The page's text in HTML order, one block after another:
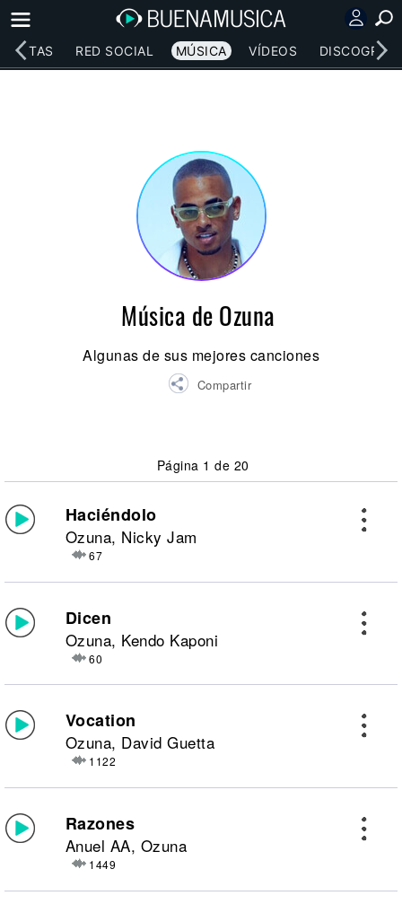
RED SOCIAL MÚSICA VÍDEOS
Música de Ozuna
Algunas de sus mejores canciones
Compartir
Página 1 de 20
Haciéndolo
Ozuna, Nicky Jam
67
Dicen
Ozuna, Kendo Kaponi
60
Vocation
Ozuna, David Guetta
1122
Razones
Anuel AA, Ozuna
1449